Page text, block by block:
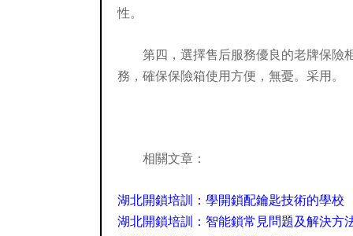
性。
第四，選擇售后服務優良的老牌保險
務，確保保險箱使用方便，無憂。采用。
相關文章：
湖北開鎖培訓：學開鎖配鑰匙技術的學校
湖北開鎖培訓：智能鎖常見問題及解決方